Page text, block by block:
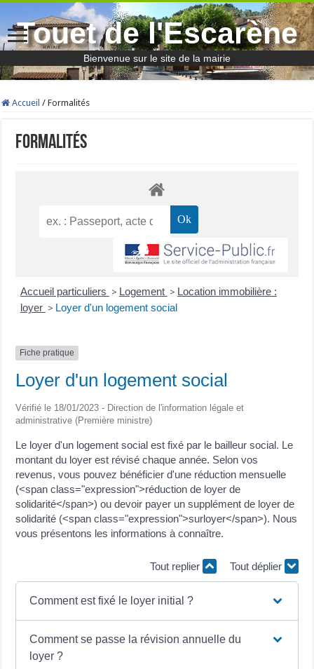
Touet de l'Escarène
Bienvenue sur le site de la mairie
Accueil / Formalités
Formalités
Accueil particuliers > Logement > Location immobilière :
loyer > Loyer d'un logement social
Fiche pratique
Loyer d'un logement social
Vérifié le 18/01/2023 - Direction de l'information légale et
administrative (Première ministre)
Le loyer d'un logement social est fixé par le bailleur social. Le
montant du loyer est révisé chaque année. Selon vos
revenus, vous pouvez bénéficier d'une réduction mensuelle
(<span class="expression">réduction de loyer de
solidarité</span>) ou devoir payer un supplément de loyer de
solidarité (<span class="expression">surloyer</span>). Nous
vous présentons les informations à connaître.
Tout replier Tout déplier
Comment est fixé le loyer initial ?
Comment se passe la révision annuelle du
loyer ?